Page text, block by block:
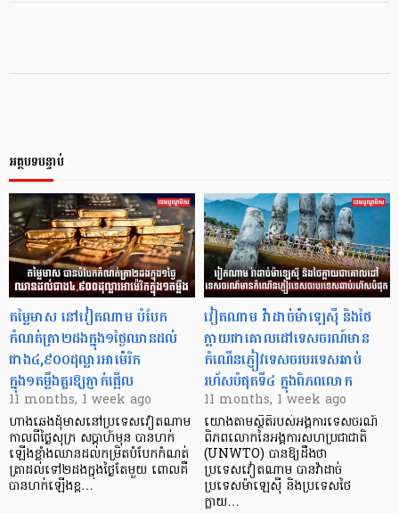
អត្ថបទបន្ទាប់
តម្លៃមាស នៅវៀតណាម បំបែក
កំណត់ត្រា២ដងក្នុង១ថ្ងៃឈានដល់
ជាង៤,៩០០ដុល្លារអាម៉េរិក
ក្នុង១តម្លឹងគួរឱ្យភ្ញាក់ផ្អើល
11 months, 1 week ago
ហាងឆេងដុំមាសនៅប្រទេសវៀតណាម
កាលពីថ្ងៃសុក្រ សប្ដាហ៍មុន បានហក់
ឡើងខ្លាំងឈានដល់កម្រិតបំបែកកំណត់
ត្រាដល់ទៅ២ដងក្នុងថ្ងៃតែមួយ ពោលគឺ
បានហក់ឡើងខ្ព…
វៀតណាម វ៉ាដាច់ម៉ាឡេស៊ី និងថៃ
ក្លាយជាគោលដៅទេសចរណ៍មាន
កំណើនភ្ញៀវទេសចរបរទេសឆាប់
រហ័សបំផុតទី៤ ក្នុងពិភពលោក
11 months, 1 week ago
យោងតាមស្ថិតិរបស់អង្គការទេសចរណ៍
ពិភពលោកនៃអង្គការសហប្រជាជាតិ
(UNWTO) បានឱ្យដឹងថា
ប្រទេសវៀតណាម បានវ៉ាដាច់
ប្រទេសម៉ាឡេស៊ី និងប្រទេសថៃ
ក្លាយ…